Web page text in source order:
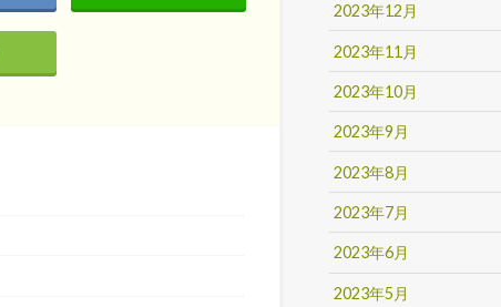
2023年12月
2023年11月
2023年10月
2023年9月
2023年8月
2023年7月
2023年6月
2023年5月